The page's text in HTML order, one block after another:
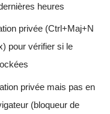
heures
privée (Ctrl+Maj+N
pour vérifier si le
privée mais pas en
(bloqueur de